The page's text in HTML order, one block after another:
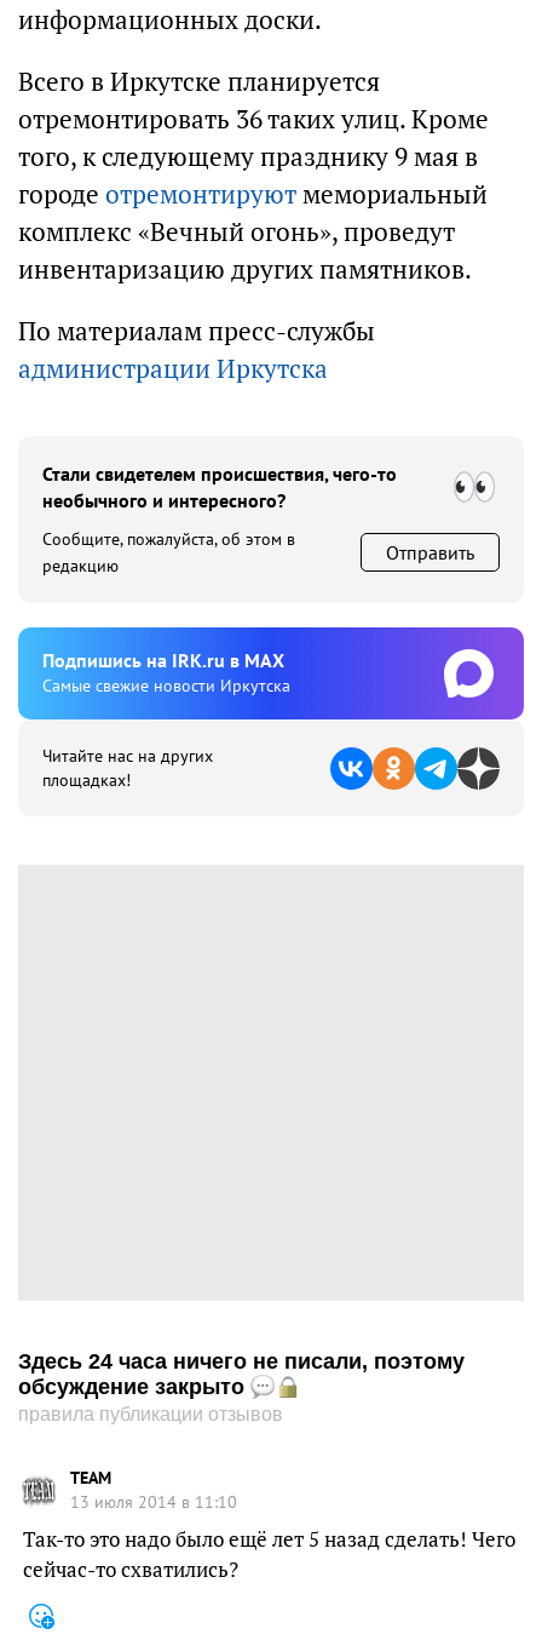
информационных доски.
Всего в Иркутске планируется
отремонтировать 36 таких улиц. Кроме
того, к следующему празднику 9 мая в
городе отремонтируютмемориальный
комплекс «Вечный огонь», проведут
инвентаризацию других памятников.
По материалам пресс-службы
администрации Иркутска
Стали свидетелем происшествия, чего-то
необычного и интересного?
Сообщите, пожалуйста, об этом в
редакцию
Отправить
Подпишиcь на IRK.ru в MAX
Cамые свежие новости Иркутска
Читайте нас на других
площадках!
Здесь 24 часа ничего не писали, поэтому
обсуждение закрыто
правила публикации отзывов
TEAM
13 июля 2014 в 11:10
Так-то это надо было ещё лет 5 назад сделать! Чего
сейчас-то схватились?